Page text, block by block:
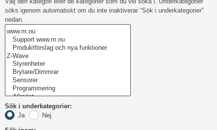
söks igenom automatiskt om du inte inaktiverar “Sök i underkategorier”
nedan.
Sök i underkategorier:
Ja
Nej